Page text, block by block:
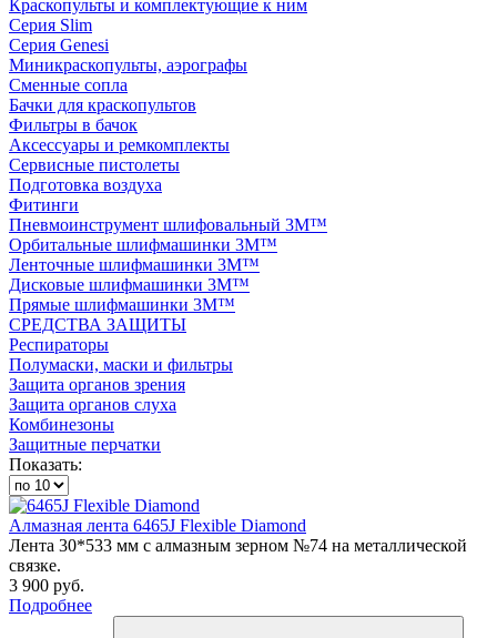
Краскопульты и комплектующие к ним
Серия Slim
Серия Genesi
Миникраскопульты, аэрографы
Сменные сопла
Бачки для краскопультов
Фильтры в бачок
Аксессуары и ремкомплекты
Сервисные пистолеты
Подготовка воздуха
Фитинги
Пневмоинструмент шлифовальный 3M™
Орбитальные шлифмашинки 3M™
Ленточные шлифмашинки 3M™
Дисковые шлифмашинки 3M™
Прямые шлифмашинки 3M™
СРЕДСТВА ЗАЩИТЫ
Респираторы
Полумаски, маски и фильтры
Защита органов зрения
Защита органов слуха
Комбинезоны
Защитные перчатки
Показать:
Алмазная лента 6465J Flexible Diamond
Лента 30*533 мм с алмазным зерном №74 на металлической
связке.
3 900 руб.
Подробнее